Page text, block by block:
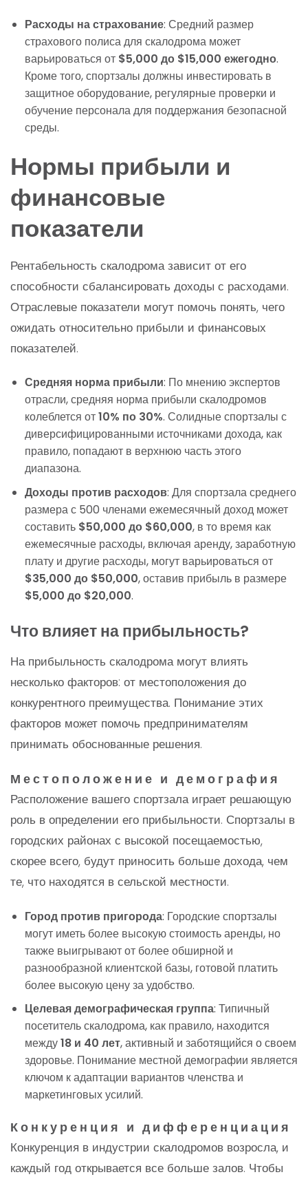
Расходы на страхование: Средний размер
страхового полиса для скалодрома может
варьироваться от $5,000 до $15,000 ежегодно.
Кроме того, спортзалы должны инвестировать в
защитное оборудование, регулярные проверки и
обучение персонала для поддержания безопасной
среды.
Нормы прибыли и
финансовые
показатели
Рентабельность скалодрома зависит от его
способности сбалансировать доходы с расходами.
Отраслевые показатели могут помочь понять, чего
ожидать относительно прибыли и финансовых
показателей.
Средняя норма прибыли: По мнению экспертов
отрасли, средняя норма прибыли скалодромов
колеблется от10% по 30%. Солидные спортзалы с
диверсифицированными источниками дохода, как
правило, попадают в верхнюю часть этого
диапазона.
Доходы против расходов: Для спортзала среднего
размера с 500 членами ежемесячный доход может
составить $50,000 до $60,000, в то время как
ежемесячные расходы, включая аренду, заработную
плату и другие расходы, могут варьироваться от
$35,000 до $50,000, оставив прибыль в размере
$5,000 до $20,000.
Что влияет на прибыльность?
На прибыльность скалодрома могут влиять
несколько факторов: от местоположения до
конкурентного преимущества. Понимание этих
факторов может помочь предпринимателям
принимать обоснованные решения.
Местоположение и демография
Расположение вашего спортзала играет решающую
роль в определении его прибыльности. Спортзалы в
городских районах с высокой посещаемостью,
скорее всего, будут приносить больше дохода, чем
те, что находятся в сельской местности.
Город против пригорода: Городские спортзалы
могут иметь более высокую стоимость аренды, но
также выигрывают от более обширной и
разнообразной клиентской базы, готовой платить
более высокую цену за удобство.
Целевая демографическая группа: Типичный
посетитель скалодрома, как правило, находится
между18 и 40 лет, активный и заботящийся о своем
здоровье. Понимание местной демографии является
ключом к адаптации вариантов членства и
маркетинговых усилий.
Конкуренция и дифференциация
Конкуренция в индустрии скалодромов возросла, и
каждый год открывается все больше залов. Чтобы